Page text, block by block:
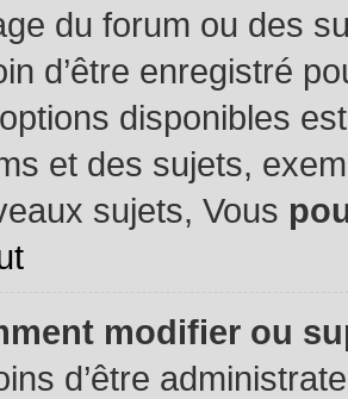
du forum ou des
d’être enregistré
disponibles
et des sujets,
sujets, Vous
modifier ou
d’être